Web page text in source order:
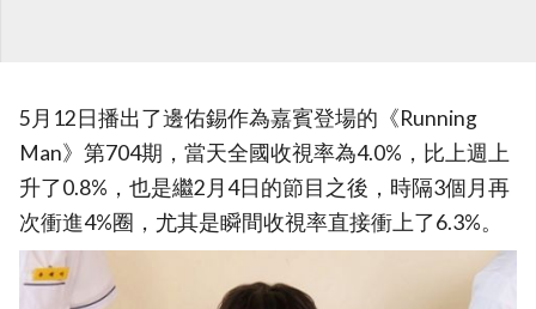
5月12日播出了邊佑錫作為嘉賓登場的《Running
Man》第704期，當天全國收視率為4.0%，比上週上
升了0.8%，也是繼2月4日的節目之後，時隔3個月再
次衝進4%圈，尤其是瞬間收視率直接衝上了6.3%。